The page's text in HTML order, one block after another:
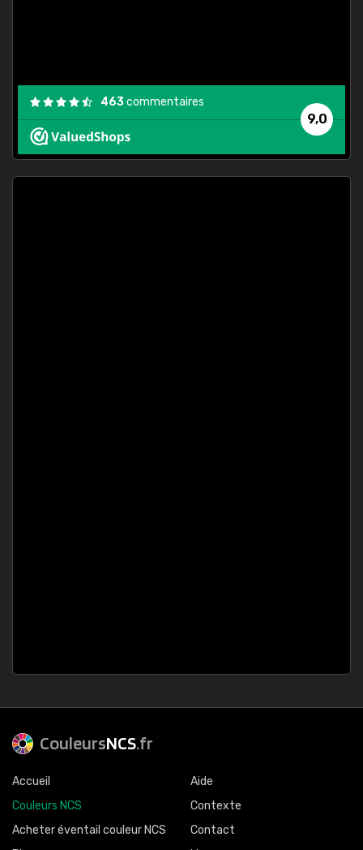
9,0
463commentaires
CouleursNCS.fr
Accueil
Couleurs NCS
Acheter éventail couleur NCS
Aide
Contexte
Contact